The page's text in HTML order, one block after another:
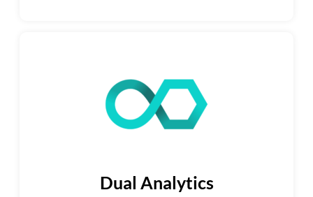
Dual Analytics